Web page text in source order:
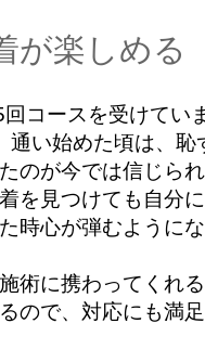
が楽しめる
コースを受けてい
い始めた頃は、恥
のが今では信じら
を見つけても自分
時心が弾むように
術に携わってくれ
ので、対応にも満足